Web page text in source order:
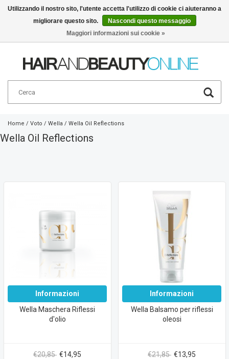
Italiano
Home / Voto / Wella / Wella Oil Reflections
Wella Oil Reflections
Informazioni
Wella Maschera Riflessi
d'olio
€20,85 €14,95
Informazioni
Wella Balsamo per riflessi
oleosi
€21,85 €13,95
Utilizzando il nostro sito, l'utente accetta l'utilizzo di cookie ci aiuteranno a
migliorare questo sito.
Nascondi questo messaggio
Maggiori informazioni sui cookie »